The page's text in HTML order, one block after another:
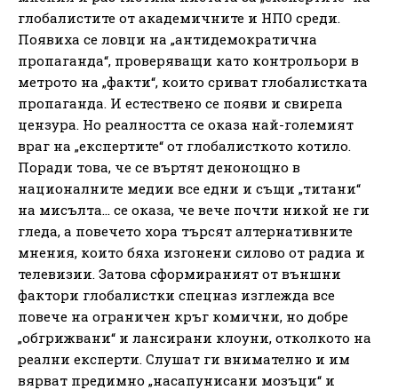
глобалистите от академичните и НПО среди.
Появиха се ловци на „антидемократична
пропаганда“, проверяващи като контрольори в
метрото на „факти“, които сриват глобалистката
пропаганда. И естествено се появи и свирепа
цензура. Но реалността се оказа най-големият
враг на „експертите“ от глобалисткото котило.
Поради това, че се въртят денонощно в
националните медии все едни и същи „титани“
на мисълта… се оказа, че вече почти никой не ги
гледа, а повечето хора търсят алтернативните
мнения, които бяха изгонени силово от радиа и
телевизии. Затова сформираният от външни
фактори глобалистки спецназ изглежда все
повече на ограничен кръг комични, но добре
„обгрижвани“ и лансирани клоуни, отколкото на
реални експерти. Слушат ги внимателно и им
вярват предимно „насапунисани мозъци“ и